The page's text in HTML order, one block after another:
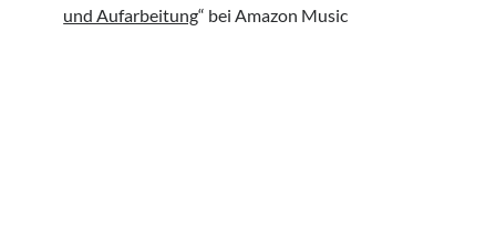
und Aufarbeitung“ bei Amazon Music